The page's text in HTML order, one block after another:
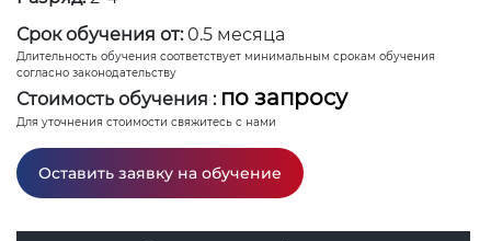
Срок обучения от: 0.5 месяца
Длительность обучения соответствует минимальным срокам обучения
согласно законодательству
Стоимость обучения : по запросу
Для уточнения стоимости свяжитесь с нами
Оставить заявку на обучение